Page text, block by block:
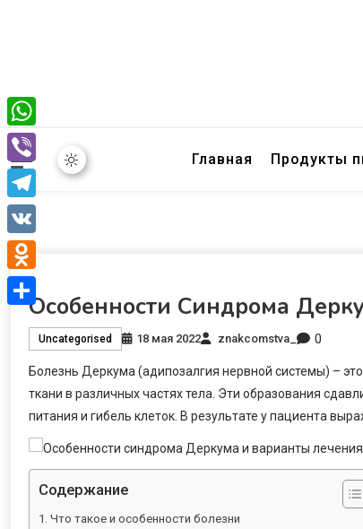
Главная Продукты
Особенности Синдрома
Uncategorised 18 мая 2022 znakcomstva_ 0
Болезнь Деркума (адипозалгия нервной системы) –
ткани в различных частях тела. Эти образования
питания и гибель клеток. В результате у пациента
Содержание
Что такое и особенности болезни
WhatsApp
Viber
Telegram
VK
Odnoklassniki
Отправить